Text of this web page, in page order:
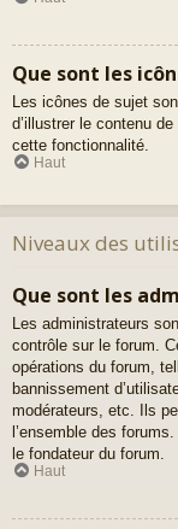
Que sont les
Les icônes de sujet
d’illustrer le contenu
cette fonctionnalité.
Haut
Niveaux des
Que sont les
Les administrateurs
contrôle sur le forum.
opérations du forum,
bannissement
modérateurs, etc. Ils
l’ensemble des
le fondateur du forum.
Haut